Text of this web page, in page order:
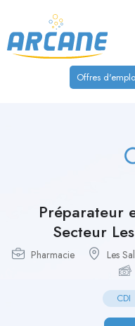
Offres
Préparateur
Secteur
Pharmacie Les
CDI